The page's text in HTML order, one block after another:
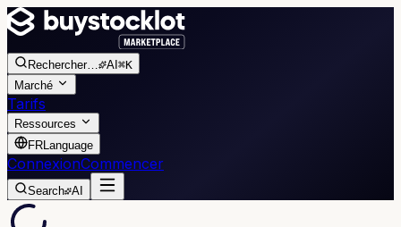
Rechercher… AI ⌘K
Marché
Tarifs
Ressources
FRLanguage
ConnexionCommencer
Search AI